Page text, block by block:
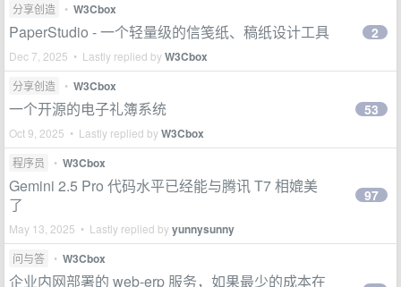
分享创造 • W3Cbox
PaperStudio - 一个轻量级的信笺纸、稿纸设计工具
Dec 7, 2025 • Lastly replied byW3Cbox
2
分享创造 • W3Cbox
一个开源的电子礼簿系统
Oct 9, 2025 • Lastly replied byW3Cbox
53
程序员 • W3Cbox
Gemini 2.5 Pro 代码水平已经能与腾讯 T7 相媲美
了
May 13, 2025 • Lastly replied byyunnysunny
97
问与答 • W3Cbox
企业内网部署的 web-erp 服务，如果最少的成本在